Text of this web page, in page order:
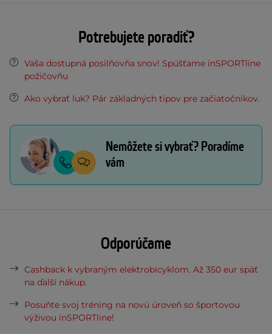
Potrebujete poradiť?
Vaša dostupná posilňovňa snov! Spúšťame inSPORTline
požičovňu
Ako vybrať luk? Pár základných tipov pre začiatočníkov.
Nemôžete si vybrať? Poradíme
vám
Odporúčame
Cashback k vybraným elektrobicyklom. Až 350 eur späť
na ďalší nákup.
Posuňte svoj tréning na novú úroveň so športovou
výživou inSPORTline!